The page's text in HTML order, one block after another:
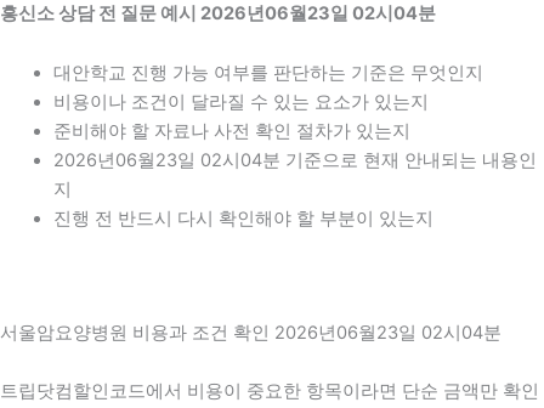
흥신소 상담 전 질문 예시 2026년06월23일 02시04분
대안학교 진행 가능 여부를 판단하는 기준은 무엇인지
비용이나 조건이 달라질 수 있는 요소가 있는지
준비해야 할 자료나 사전 확인 절차가 있는지
2026년06월23일 02시04분 기준으로 현재 안내되는 내용인
지
진행 전 반드시 다시 확인해야 할 부분이 있는지
서울암요양병원 비용과 조건 확인 2026년06월23일 02시04분
트립닷컴할인코드에서 비용이 중요한 항목이라면 단순 금액만 확인